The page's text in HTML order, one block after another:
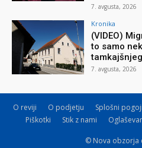
7. avgusta, 2026
Kronika
(VIDEO)
to samo
7. avgusta, 2026
O reviji O podjetju Splošni pogoji
Piškotki
Stik z nami
© Nova obzorja